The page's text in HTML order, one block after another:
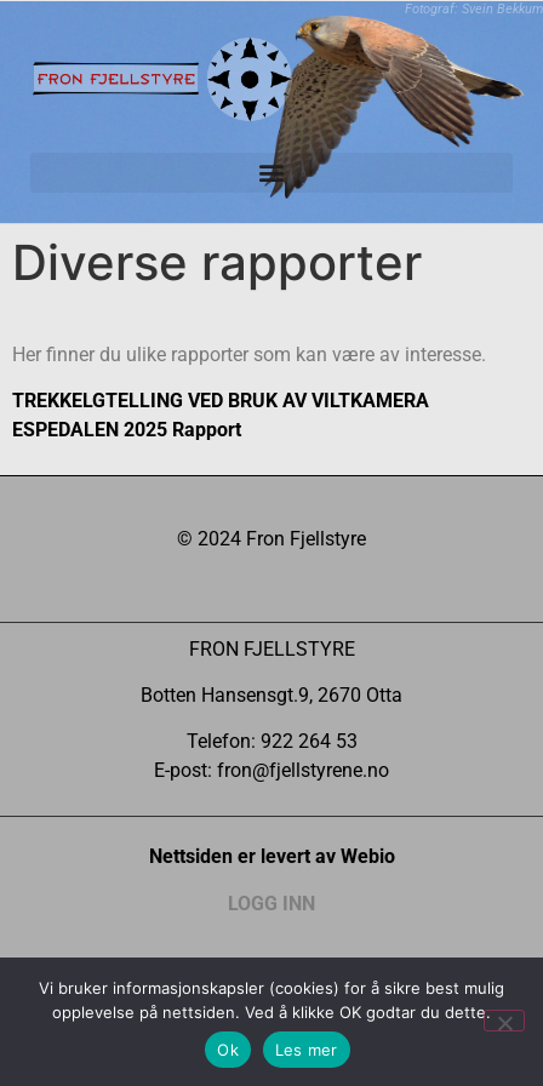
Fotograf: Svein Bekkum
Diverse rapporter
Her finner du ulike rapporter som kan være av interesse.
TREKKELGTELLING VED BRUK AV VILTKAMERA
ESPEDALEN 2025 Rapport
© 2024 Fron Fjellstyre
FRON FJELLSTYRE
Botten Hansensgt.9, 2670 Otta
Telefon: 922 264 53
E-post: fron@fjellstyrene.no
Nettsiden er levert av Webio
LOGG INN
Vi bruker informasjonskapsler (cookies) for å sikre best mulig
opplevelse på nettsiden. Ved å klikke OK godtar du dette.
Ok
Les mer